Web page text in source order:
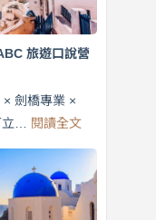
旅遊口說營
× 劍橋專業 ×
立… 閱讀全文:
天
說